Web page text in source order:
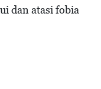
dan atasi fobia